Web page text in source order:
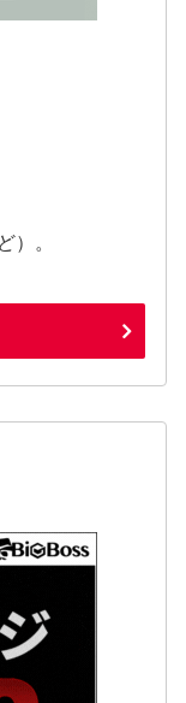
）。